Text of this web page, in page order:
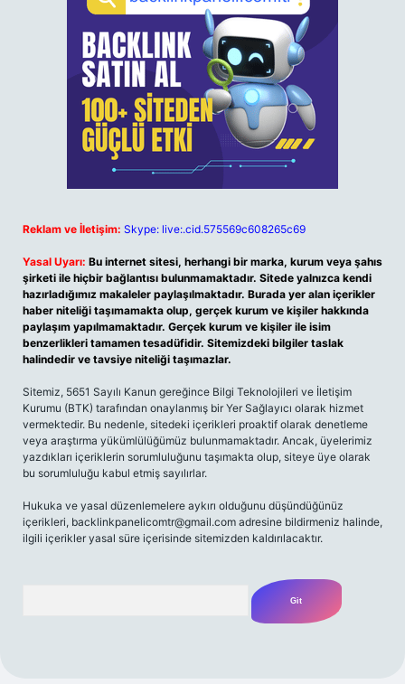
Reklam ve İletişim: Skype: live:.cid.575569c608265c69
Yasal Uyarı: Bu internet sitesi, herhangi bir marka, kurum veya şahıs
şirketi ile hiçbir bağlantısı bulunmamaktadır. Sitede yalnızca kendi
hazırladığımız makaleler paylaşılmaktadır. Burada yer alan içerikler
haber niteliği taşımamakta olup, gerçek kurum ve kişiler hakkında
paylaşım yapılmamaktadır. Gerçek kurum ve kişiler ile isim
benzerlikleri tamamen tesadüfidir. Sitemizdeki bilgiler taslak
halindedir ve tavsiye niteliği taşımazlar.
Sitemiz, 5651 Sayılı Kanun gereğince Bilgi Teknolojileri ve İletişim
Kurumu (BTK) tarafından onaylanmış bir Yer Sağlayıcı olarak hizmet
vermektedir. Bu nedenle, sitedeki içerikleri proaktif olarak denetleme
veya araştırma yükümlülüğümüz bulunmamaktadır. Ancak, üyelerimiz
yazdıkları içeriklerin sorumluluğunu taşımakta olup, siteye üye olarak
bu sorumluluğu kabul etmiş sayılırlar.
Hukuka ve yasal düzenlemelere aykırı olduğunu düşündüğünüz
içerikleri, backlinkpanelicomtr@gmail.com adresine bildirmeniz halinde,
ilgili içerikler yasal süre içerisinde sitemizden kaldırılacaktır.